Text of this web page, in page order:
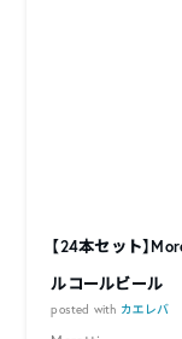
【24本セット】
ルコールビール
posted with カエレバ